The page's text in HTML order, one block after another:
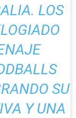
LOS
SU
Y UNA